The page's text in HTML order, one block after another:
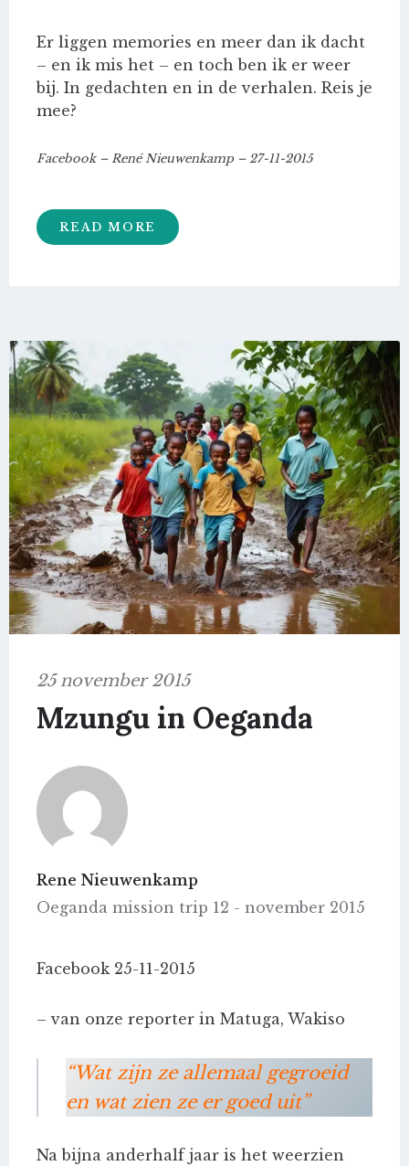
Er liggen memories en meer dan ik dacht
– en ik mis het – en toch ben ik er weer
bij. In gedachten en in de verhalen. Reis je
mee?
Facebook – René Nieuwenkamp – 27-11-2015
READ MORE
25 november 2015
Mzungu in Oeganda
Rene Nieuwenkamp
Oeganda mission trip 12 - november 2015
Facebook 25-11-2015
– van onze reporter in Matuga, Wakiso
“Wat zijn ze allemaal gegroeid
en wat zien ze er goed uit”
Na bijna anderhalf jaar is het weerzien